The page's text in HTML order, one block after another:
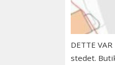
DETTE
stedet.